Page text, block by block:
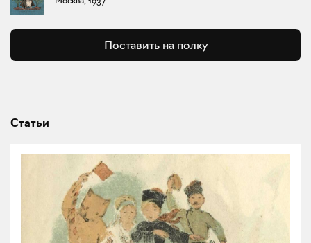
Поставить на полку
Статьи